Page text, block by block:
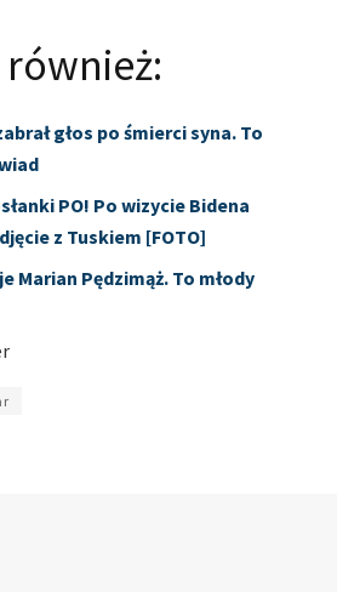
głos po śmierci syna. To
PO! Po wizycie Bidena
z Tuskiem [FOTO]
Marian Pędzimąż. To młody